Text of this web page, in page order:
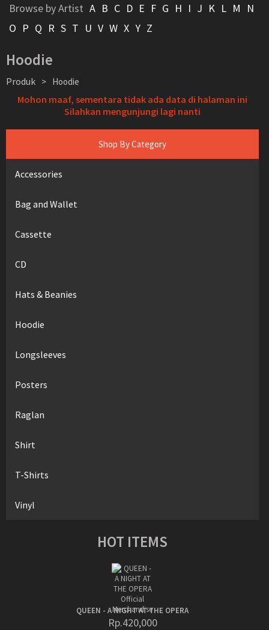
Browse by Artist A B C D E F G H I J K L M
N
O P Q R S T U V W X Y Z
Shop By Category
Accessories
Bag and Wallet
Cassette
CD
Hats & Beanies
Hoodie
Longsleeves
Posters
Raglan
Shirt
T-Shirts
Vinyl
HOT ITEMS
QUEEN - A NIGHT AT THE OPERA
Rp.420,000
Hoodie
Produk > Hoodie
Mohon maaf, sementara tidak ada data di halaman ini
Silahkan mengunjungi lagi nanti